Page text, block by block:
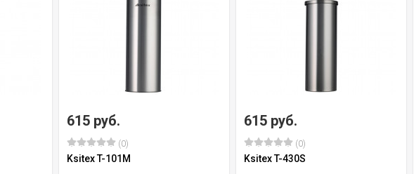
615 руб.
(0)
Ksitex T-101M
615 руб.
(0)
Ksitex T-430S